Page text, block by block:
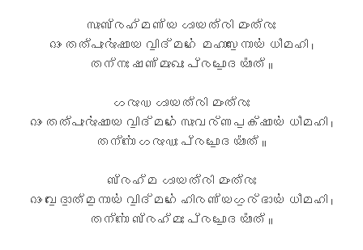
സുബ്രഹ്മണ്യ ഗായത്രി മംത്രഃ
ഓം തത്പുരു॑ഷായ വി॒ദ്മഹേ॑ മഹാസേ॒നായ॑ ധീമഹി ।
തന്നഃ ഷണ്മുഖഃ പ്രചോ॒ദയാ᳚ത് ॥
ഗരുഡ ഗായത്രി മംത്രഃ
ഓം തത്പുരു॑ഷായ വി॒ദ്മഹേ॑ സുവര്ണപ॒ക്ഷായ॑ ധീമഹി ।
തന്നോ॑ ഗരുഡഃ പ്രചോ॒ദയാ᳚ത് ॥
ബ്രഹ്മ ഗായത്രി മംത്രഃ
ഓം വേ॒ദാ॒ത്മ॒നായ॑ വി॒ദ്മഹേ॑ ഹിരണ്യഗ॒ര്ഭായ॑ ധീമഹി ।
തന്നോ॑ ബ്രഹ്മഃ പ്രചോ॒ദയാ᳚ത് ॥